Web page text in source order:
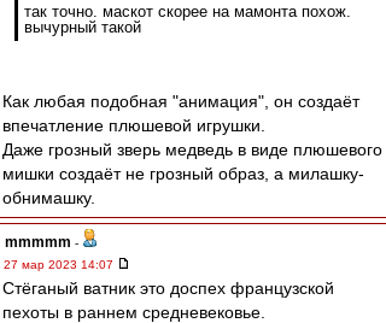
так точно. маскот скорее на мамонта похож.
вычурный такой
Как любая подобная "анимация", он создаёт
впечатление плюшевой игрушки.
Даже грозный зверь медведь в виде плюшевого
мишки создаёт не грозный образ, а милашку-
обнимашку.
mmmmm -
27 мар 2023 14:07
Стёганый ватник это доспех французской
пехоты в раннем средневековье.